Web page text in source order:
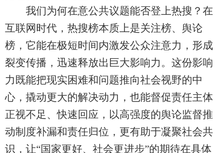
我们为何在意公共议题能否登上热搜？在
互联网时代，热搜榜本质上是关注榜、舆论
榜，它能在极短时间内激发公众注意力，形成
裂变传播，迅速释放出巨大影响力。这份影响
力既能把现实困难和问题推向社会视野的中
心，撬动更大的解决动力，也能督促责任主体
正视不足、快速回应，以高强度的舆论监督推
动制度补漏和责任归位，更有助于凝聚社会共
识，让“国家更好、社会更进步”的期待在具体